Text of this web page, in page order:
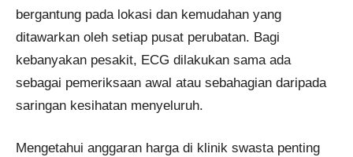
bergantung pada lokasi dan kemudahan yang
ditawarkan oleh setiap pusat perubatan. Bagi
kebanyakan pesakit, ECG dilakukan sama ada
sebagai pemeriksaan awal atau sebahagian daripada
saringan kesihatan menyeluruh.
Mengetahui anggaran harga di klinik swasta penting